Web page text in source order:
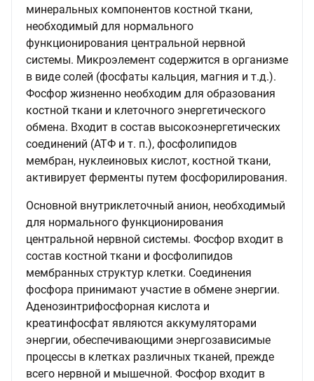
минеральных компонентов костной ткани,
необходимый для нормального
функционирования центральной нервной
системы. Микроэлемент содержится в организме
в виде солей (фосфаты кальция, магния и т.д.).
Фосфор жизненно необходим для образования
костной ткани и клеточного энергетического
обмена. Входит в состав высокоэнергетических
соединений (АТФ и т. п.), фосфолипидов
мембран, нуклеиновых кислот, костной ткани,
активирует ферменты путем фосфорилирования.
Основной внутриклеточный анион, необходимый
для нормального функционирования
центральной нервной системы. Фосфор входит в
состав костной ткани и фосфолипидов
мембранных структур клетки. Соединения
фосфора принимают участие в обмене энергии.
Аденозинтрифосфорная кислота и
креатинфосфат являются аккумуляторами
энергии, обеспечивающими энергозависимые
процессы в клетках различных тканей, прежде
всего нервной и мышечной. Фосфор входит в